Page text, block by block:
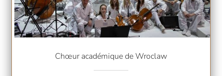
Chœur académique de Wroclaw